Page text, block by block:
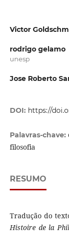
Victor
rodrigo gelamo
unesp
Jose Roberto
DOI: https://
Palavras-chave:
filosofia
RESUMO
Tradução do
Histoire de la